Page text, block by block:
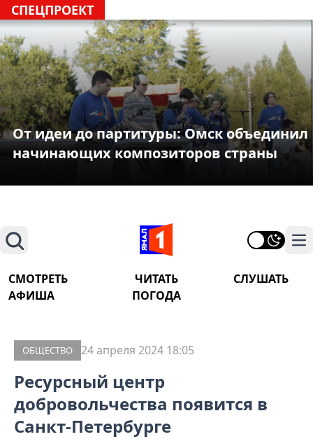
СПЕЦПРОЕКТ
От идеи до партитуры: Омск объединил
начинающих композиторов страны
Поиск
СМОТРЕТЬ ЧИТАТЬ
СЛУШАТЬ
АФИША
ПОГОДА
ОБЩЕСТВО 24 апреля 2024 18:05
Ресурсный центр
добровольчества появится в
Санкт-Петербурге